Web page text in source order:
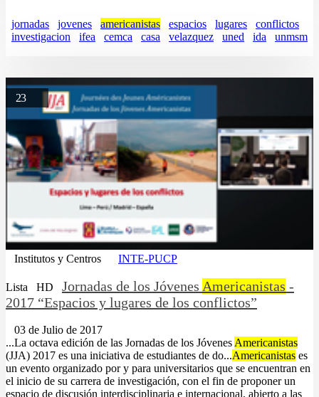
jornadas jovenes americanistas espacios lugares
conflictos
investigacion
ifea cemca casa velazquez uned ida unmsm
23
Institutos y Centros INTE-PUCP
Lista HD Jornadas de los Jóvenes Americanistas -
2017 “Espacios y lugares de los conflictos”
03 de Julio de 2017
...La octava edición de las Jornadas de los Jóvenes Americanistas
(JJA) 2017 es una iniciativa de estudiantes de do...Americanistas es
un evento organizado por y para universitarios que se encuentran en
el inicio de su carrera de investigación, con el fin de proponer un
espacio de discusión interdisciplinaria e internacional, abierto a las